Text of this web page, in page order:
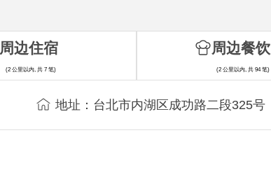
地址：台北市内湖区成功路二段325号
周边住宿
(2 公里以内, 共 7 笔)
周边餐饮
(2 公里以内, 共 94 笔)